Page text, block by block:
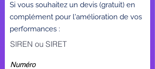
Si vous souhaitez un devis (gratuit) en
complément pour l'amélioration de vos
performances :
SIREN ou SIRET